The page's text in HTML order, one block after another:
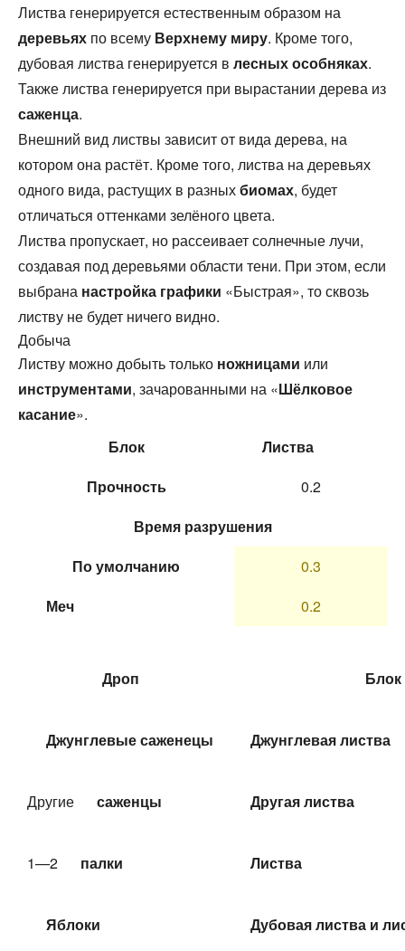
Листва генерируется естественным образом на
деревьях по всему Верхнему миру. Кроме того,
дубовая листва генерируется в лесных особняках.
Также листва генерируется при вырастании дерева из
саженца.
Внешний вид листвы зависит от вида дерева, на
котором она растёт. Кроме того, листва на деревьях
одного вида, растущих в разныхбиомах, будет
отличаться оттенками зелёного цвета.
Листва пропускает, но рассеивает солнечные лучи,
создавая под деревьями области тени. При этом, если
выбрана настройка графики «Быстрая», то сквозь
листву не будет ничего видно.
Добыча
Листву можно добыть только ножницами или
инструментами, зачарованными на «Шёлковое
касание».
Блок
Листва
Прочность
0.2
Время разрушения
По умолчанию
0.3
Меч
0.2
Дроп Блок
Джунглевые саженецы Джунглевая листва
Другие саженцы Другая листва
1—2 палки Листва
Яблоки Дубовая листва и